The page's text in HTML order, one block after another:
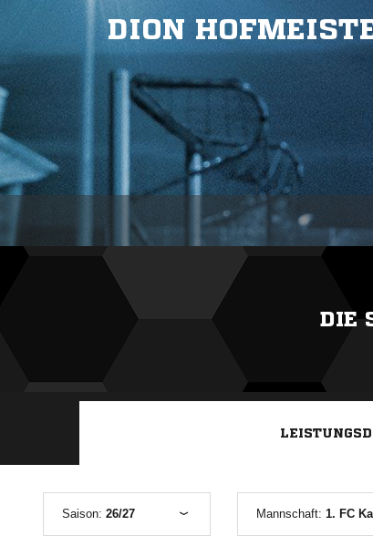
DION
DIE
Saison: 26/27 Mannschaft:1. FC